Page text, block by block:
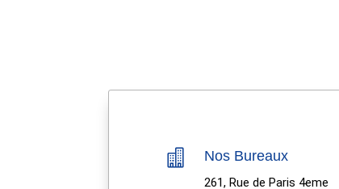
 Nos Bureaux
261, Rue de Paris 4eme